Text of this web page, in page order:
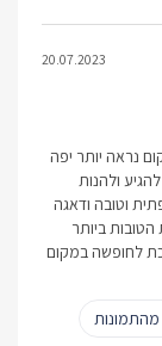
20.07.2023
נראה יותר יפה
ולהנות
וטובה ודאגה
ביותר
לחופשה במקום
מהתמונות